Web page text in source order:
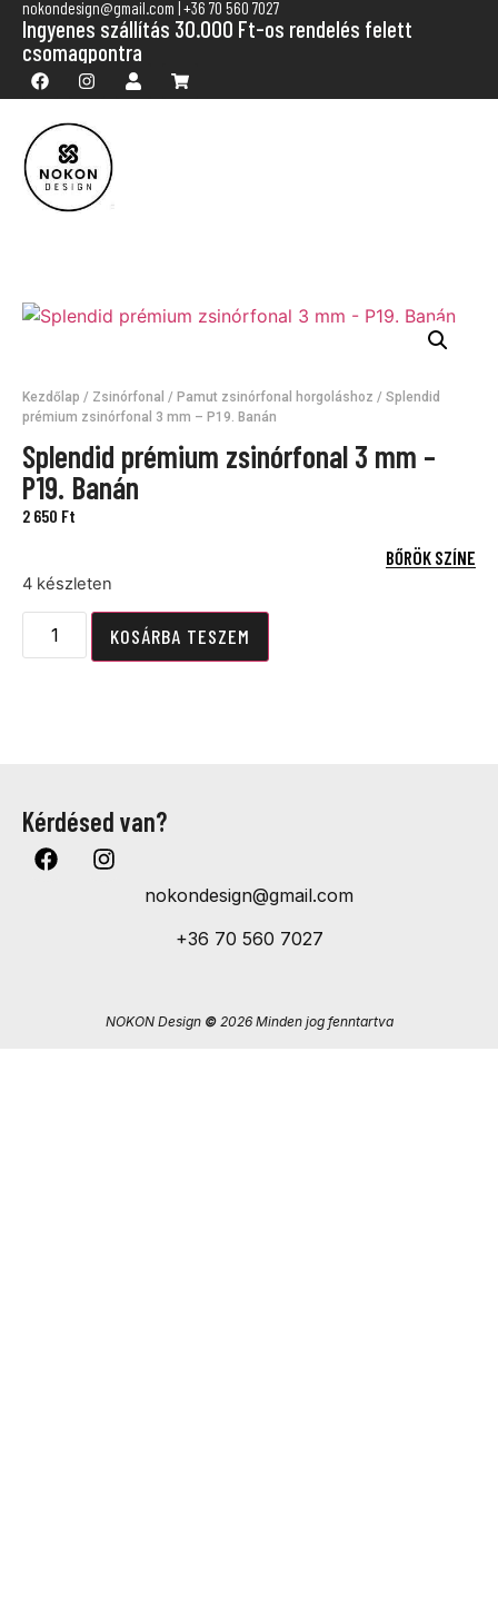
nokondesign@gmail.com | +36 70 560 7027
Ingyenes szállítás 30.000 Ft-os rendelés felett
csomagpontra
Kezdőlap / Zsinórfonal / Pamut zsinórfonal horgoláshoz / Splendid
prémium zsinórfonal 3 mm – P19. Banán
Splendid prémium zsinórfonal 3 mm –
P19. Banán
2 650 Ft
BŐRÖK SZÍNE
4 készleten
KOSÁRBA TESZEM
Kérdésed van?
nokondesign@gmail.com
+36 70 560 7027
NOKON Design ©2026 Minden jog fenntartva